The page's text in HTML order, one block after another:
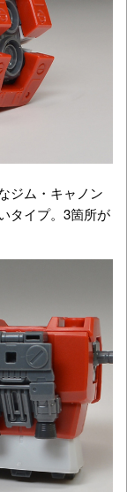
ジム・キャノン
タイプ。3箇所が